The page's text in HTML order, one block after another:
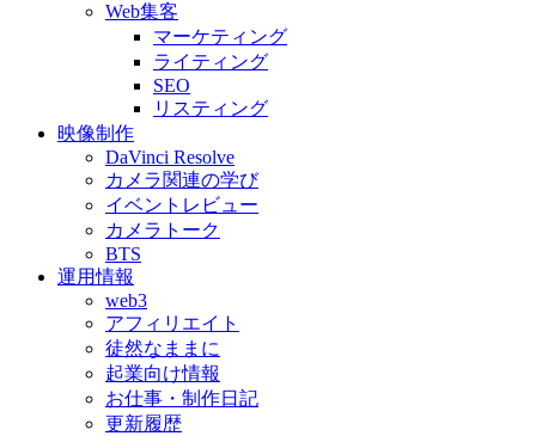
Web集客
マーケティング
ライティング
SEO
リスティング
映像制作
DaVinci Resolve
カメラ関連の学び
イベントレビュー
カメラトーク
BTS
運用情報
web3
アフィリエイト
徒然なままに
起業向け情報
お仕事・制作日記
更新履歴